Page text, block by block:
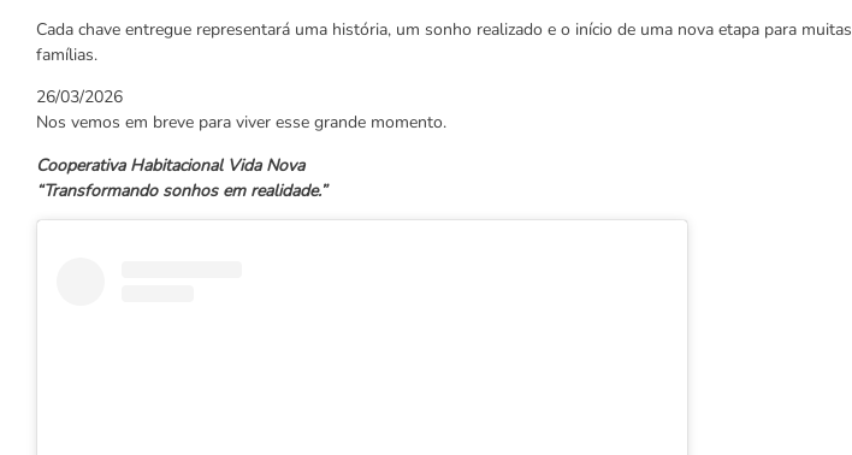
Cada chave entregue representará uma história, um sonho realizado e o início de uma nova etapa para muitas
famílias.
26/03/2026
Nos vemos em breve para viver esse grande momento.
Cooperativa Habitacional Vida Nova
“Transformando sonhos em realidade.”